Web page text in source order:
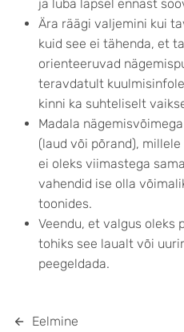
ja luba lapsel ennast
Ära räägi valjemini kui
kuid see ei tähenda, et
orienteeruvad
teravdatult
kinni ka suhteliselt
Madala
(laud või põrand),
ei oleks viimastega
vahendid ise olla
toonides.
Veendu, et valgus oleks
tohiks see laualt või
peegeldada.
Eelmine